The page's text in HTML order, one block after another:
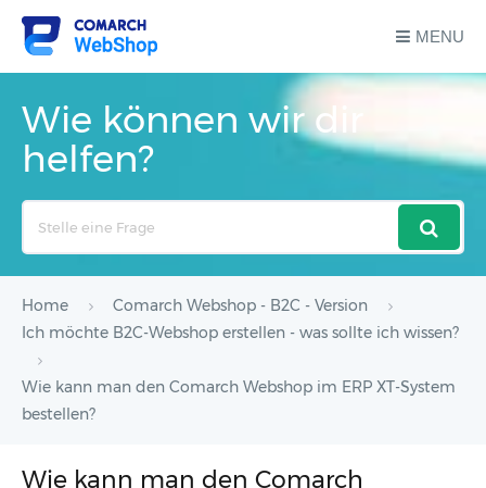
MENU
Wie können wir dir
helfen?
Home
Comarch Webshop - B2C - Version
Ich möchte B2C-Webshop erstellen - was sollte ich wissen?
Wie kann man den Comarch Webshop im ERP XT-System
bestellen?
Wie kann man den Comarch